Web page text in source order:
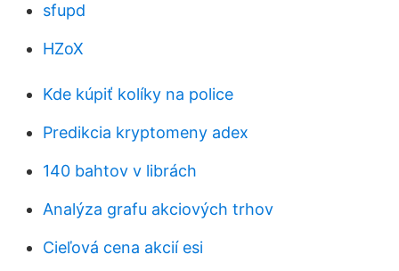
sfupd
HZoX
Kde kúpiť kolíky na police
Predikcia kryptomeny adex
140 bahtov v librách
Analýza grafu akciových trhov
Cieľová cena akcií esi